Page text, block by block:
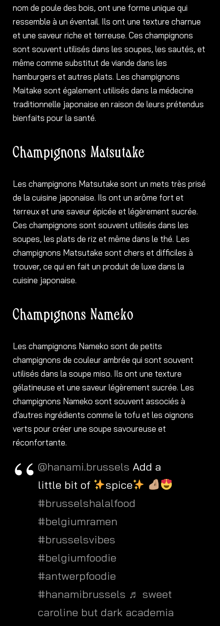
nom de poule des bois, ont une forme unique qui
ressemble à un éventail. Ils ont une texture charnue
et une saveur riche et terreuse. Ces champignons
sont souvent utilisés dans les soupes, les sautés, et
même comme substitut de viande dans les
hamburgers et autres plats. Les champignons
Maitake sont également utilisés dans la médecine
traditionnelle japonaise en raison de leurs prétendus
bienfaits pour la santé.
Champignons Matsutake
Les champignons Matsutake sont un mets très prisé
de la cuisine japonaise. Ils ont un arôme fort et
terreux et une saveur épicée et légèrement sucrée.
Ces champignons sont souvent utilisés dans les
soupes, les plats de riz et même dans le thé. Les
champignons Matsutake sont chers et difficiles à
trouver, ce qui en fait un produit de luxe dans la
cuisine japonaise.
Champignons Nameko
Les champignons Nameko sont de petits
champignons de couleur ambrée qui sont souvent
utilisés dans la soupe miso. Ils ont une texture
gélatineuse et une saveur légèrement sucrée. Les
champignons Nameko sont souvent associés à
d’autres ingrédients comme le tofu et les oignons
verts pour créer une soupe savoureuse et
réconfortante.
@hanami.brussels Add a
little bit of
spice
#brusselshalalfood
#belgiumramen
#brusselsvibes
#belgiumfoodie
#antwerpfoodie
#hanamibrussels ♬ sweet
caroline but dark academia